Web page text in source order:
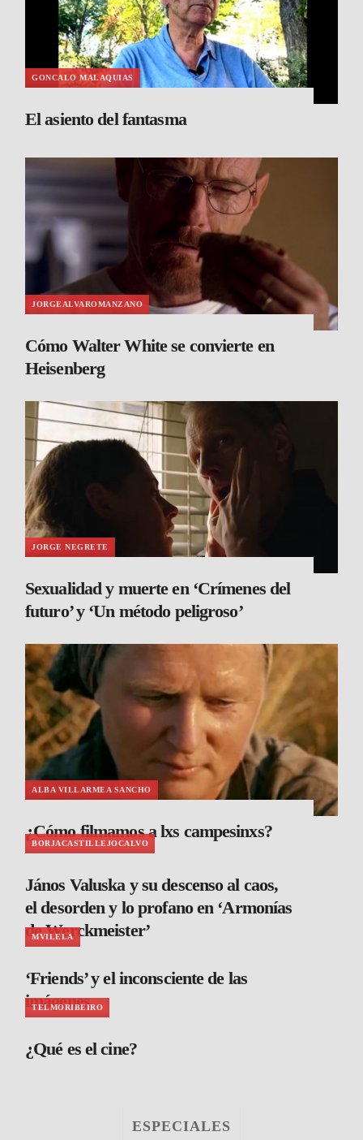
GONCALO MALAQUIAS
El asiento del fantasma
JORGEALVAROMANZANO
Cómo Walter White se convierte en
Heisenberg
JORGE NEGRETE
Sexualidad y muerte en ‘Crímenes del
futuro’ y ‘Un método peligroso’
ALBA VILLARMEA SANCHO
¿Cómo filmamos a lxs campesinxs?
BORJACASTILLEJOCALVO
János Valuska y su descenso al caos,
el desorden y lo profano en ‘Armonías
de Werckmeister’
MVILELA
‘Friends’ y el inconsciente de las
imágenes
TELMORIBEIRO
¿Qué es el cine?
ESPECIALES